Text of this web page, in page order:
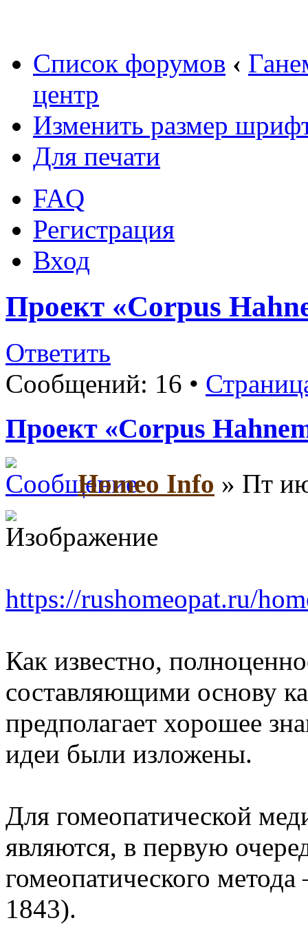
Список форумов ‹
центр
Изменить размер
Для печати
FAQ
Регистрация
Вход
Проект «Corpus
Ответить
Сообщений: 16 •
Проект «Corpus
Homeo Info » Пт
https://rushomeopat.ru/
Как известно,
составляющими основу
предполагает хорошее
идеи были изложены.
Для гомеопатической
являются, в первую
гомеопатического
1843).